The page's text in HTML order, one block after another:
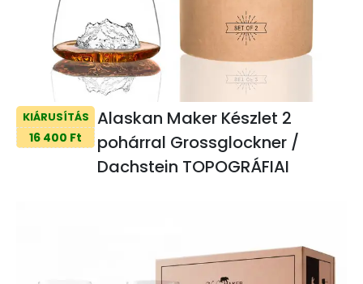
KIÁRUSÍTÁS
16 400 Ft
Alaskan Maker Készlet 2
pohárral Grossglockner /
Dachstein TOPOGRÁFIAI